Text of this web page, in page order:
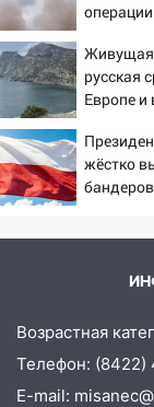
Живущая
русская
Европе
жёстко
Возрастная
Телефон: (8422)
E-mail: